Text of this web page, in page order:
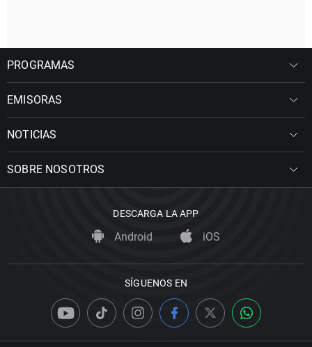
PROGRAMAS
EMISORAS
NOTICIAS
SOBRE NOSOTROS
DESCARGA LA APP
Android iOS
SÍGUENOS EN